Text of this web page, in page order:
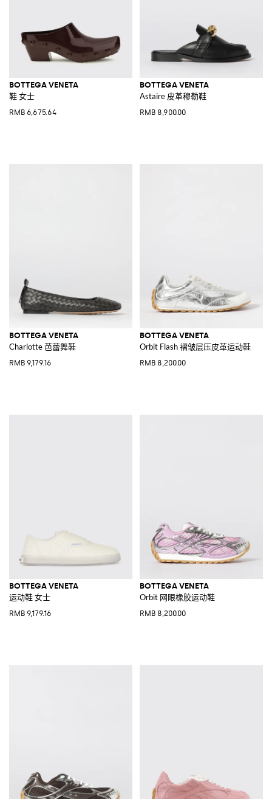
BOTTEGA VENETA
鞋 女士
RMB 6,675.64
BOTTEGA VENETA
Astaire 皮革穆勒鞋
RMB 8,900.00
BOTTEGA VENETA
Charlotte 芭蕾舞鞋
RMB 9,179.16
BOTTEGA VENETA
Orbit Flash 褶皱层压皮革运动鞋
RMB 8,200.00
BOTTEGA VENETA
运动鞋 女士
RMB 9,179.16
BOTTEGA VENETA
Orbit 网眼橡胶运动鞋
RMB 8,200.00